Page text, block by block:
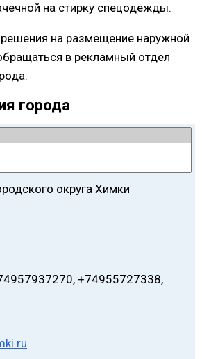
на стирку спецодежды.
на размещение наружной
в рекламный отдел
города
округа Химки
+74955727338,